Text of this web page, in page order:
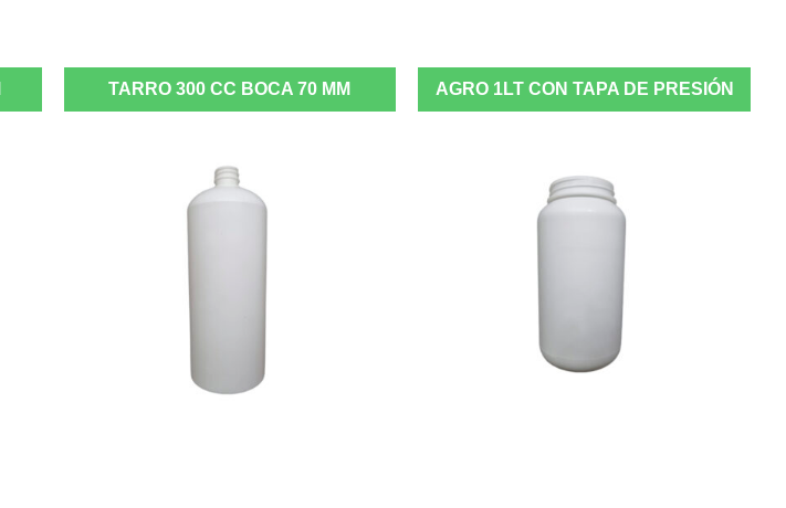
TARRO 300 CC BOCA 70 MM AGRO 1LT CON TAPA DE PRESIÓN